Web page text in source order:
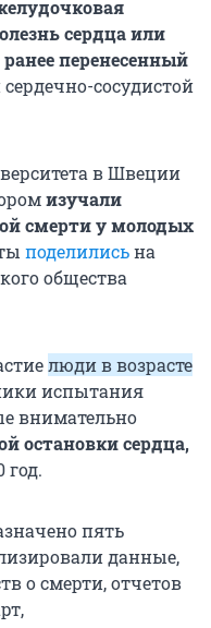
сердца или
перенесенный
сосудистой
в Швеции
изучали
смерти у молодых
поделилисьна
общества
люди в возрасте
испытания
внимательно
остановки сердца,
год.
пять
данные,
о смерти, отчетов